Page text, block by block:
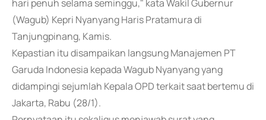
hari penuh selama seminggu," kata Wakil Gubernur
(Wagub) Kepri Nyanyang Haris Pratamura di
Tanjungpinang, Kamis.
Kepastian itu disampaikan langsung Manajemen PT
Garuda Indonesia kepada Wagub Nyanyang yang
didampingi sejumlah Kepala OPD terkait saat bertemu di
Jakarta, Rabu (28/1).